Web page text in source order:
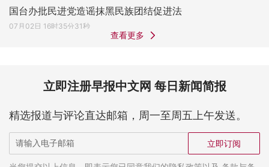
国台办批民进党造谣抹黑民族团结促进法
07月02日 16时35分31秒
查看更多
立即注册早报中文网 每日新闻简报
精选报道与评论直达邮箱，周一至周五上午发送。
立即订阅